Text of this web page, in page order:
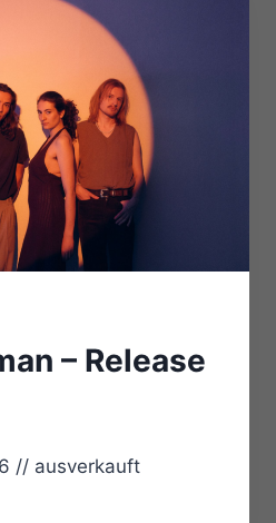
– Release
// ausverkauft